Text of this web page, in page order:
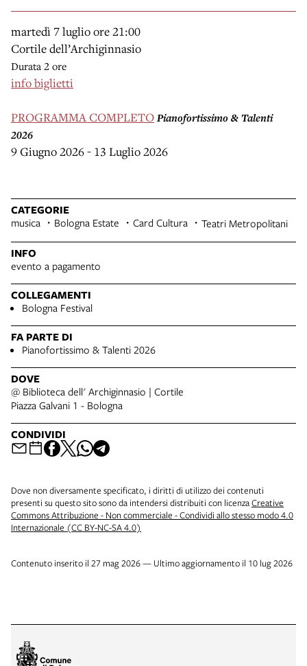
martedì 7 luglioore 21:00
Cortile dell’Archiginnasio
Durata 2 ore
info biglietti
PROGRAMMA COMPLETOPianofortissimo & Talenti
2026
9 Giugno 2026 - 13 Luglio 2026
CATEGORIE
musica Bologna Estate Card Cultura Teatri Metropolitani
INFO
evento a pagamento
COLLEGAMENTI
Bologna Festival
FA PARTE DI
Pianofortissimo & Talenti 2026
DOVE
@ Biblioteca dell' Archiginnasio | Cortile
Piazza Galvani 1 - Bologna
CONDIVIDI
Dove non diversamente specificato, i diritti di utilizzo dei contenuti
presenti su questo sito sono da intendersi distribuiti con licenzaCreative
Commons Attribuzione - Non commerciale - Condividi allo stesso modo 4.0
Internazionale (CC BY-NC-SA 4.0)
Contenuto inserito il 27 mag 2026 — Ultimo aggiornamento il 10 lug 2026